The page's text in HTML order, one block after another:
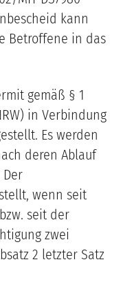
kann
Betroffene in das
gemäß § 1
in Verbindung
Es werden
deren Ablauf
wenn seit
seit der
zwei
2 letzter Satz